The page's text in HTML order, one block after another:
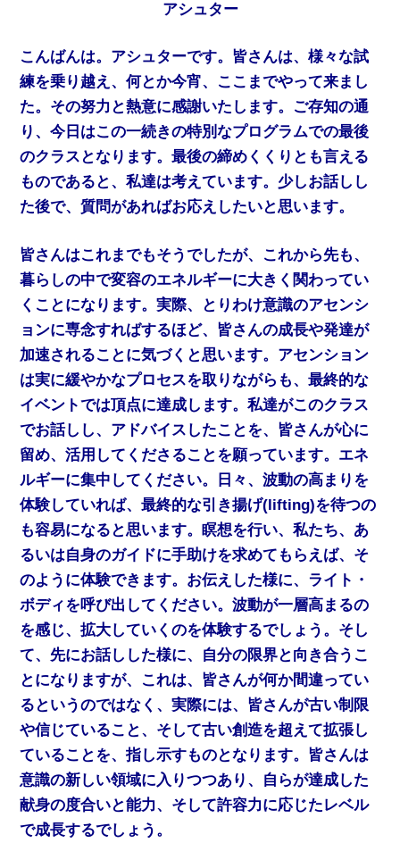
アシュター
こんばんは。アシュターです。皆さんは、様々な試
練を乗り越え、何とか今宵、ここまでやって来まし
た。その努力と熱意に感謝いたします。ご存知の通
り、今日はこの一続きの特別なプログラムでの最後
のクラスとなります。最後の締めくくりとも言える
ものであると、私達は考えています。少しお話しし
た後で、質問があればお応えしたいと思います。
皆さんはこれまでもそうでしたが、これから先も、
暮らしの中で変容のエネルギーに大きく関わってい
くことになります。実際、とりわけ意識のアセンシ
ョンに専念すればするほど、皆さんの成長や発達が
加速されることに気づくと思います。アセンション
は実に緩やかなプロセスを取りながらも、最終的な
イベントでは頂点に達成します。私達がこのクラス
でお話しし、アドバイスしたことを、皆さんが心に
留め、活用してくださることを願っています。エネ
ルギーに集中してください。日々、波動の高まりを
体験していれば、最終的な引き揚げ(lifting)を待つの
も容易になると思います。瞑想を行い、私たち、あ
るいは自身のガイドに手助けを求めてもらえば、そ
のように体験できます。お伝えした様に、ライト・
ボディを呼び出してください。波動が一層高まるの
を感じ、拡大していくのを体験するでしょう。そし
て、先にお話しした様に、自分の限界と向き合うこ
とになりますが、これは、皆さんが何か間違ってい
るというのではなく、実際には、皆さんが古い制限
や信じていること、そして古い創造を超えて拡張し
ていることを、指し示すものとなります。皆さんは
意識の新しい領域に入りつつあり、自らが達成した
献身の度合いと能力、そして許容力に応じたレベル
で成長するでしょう。